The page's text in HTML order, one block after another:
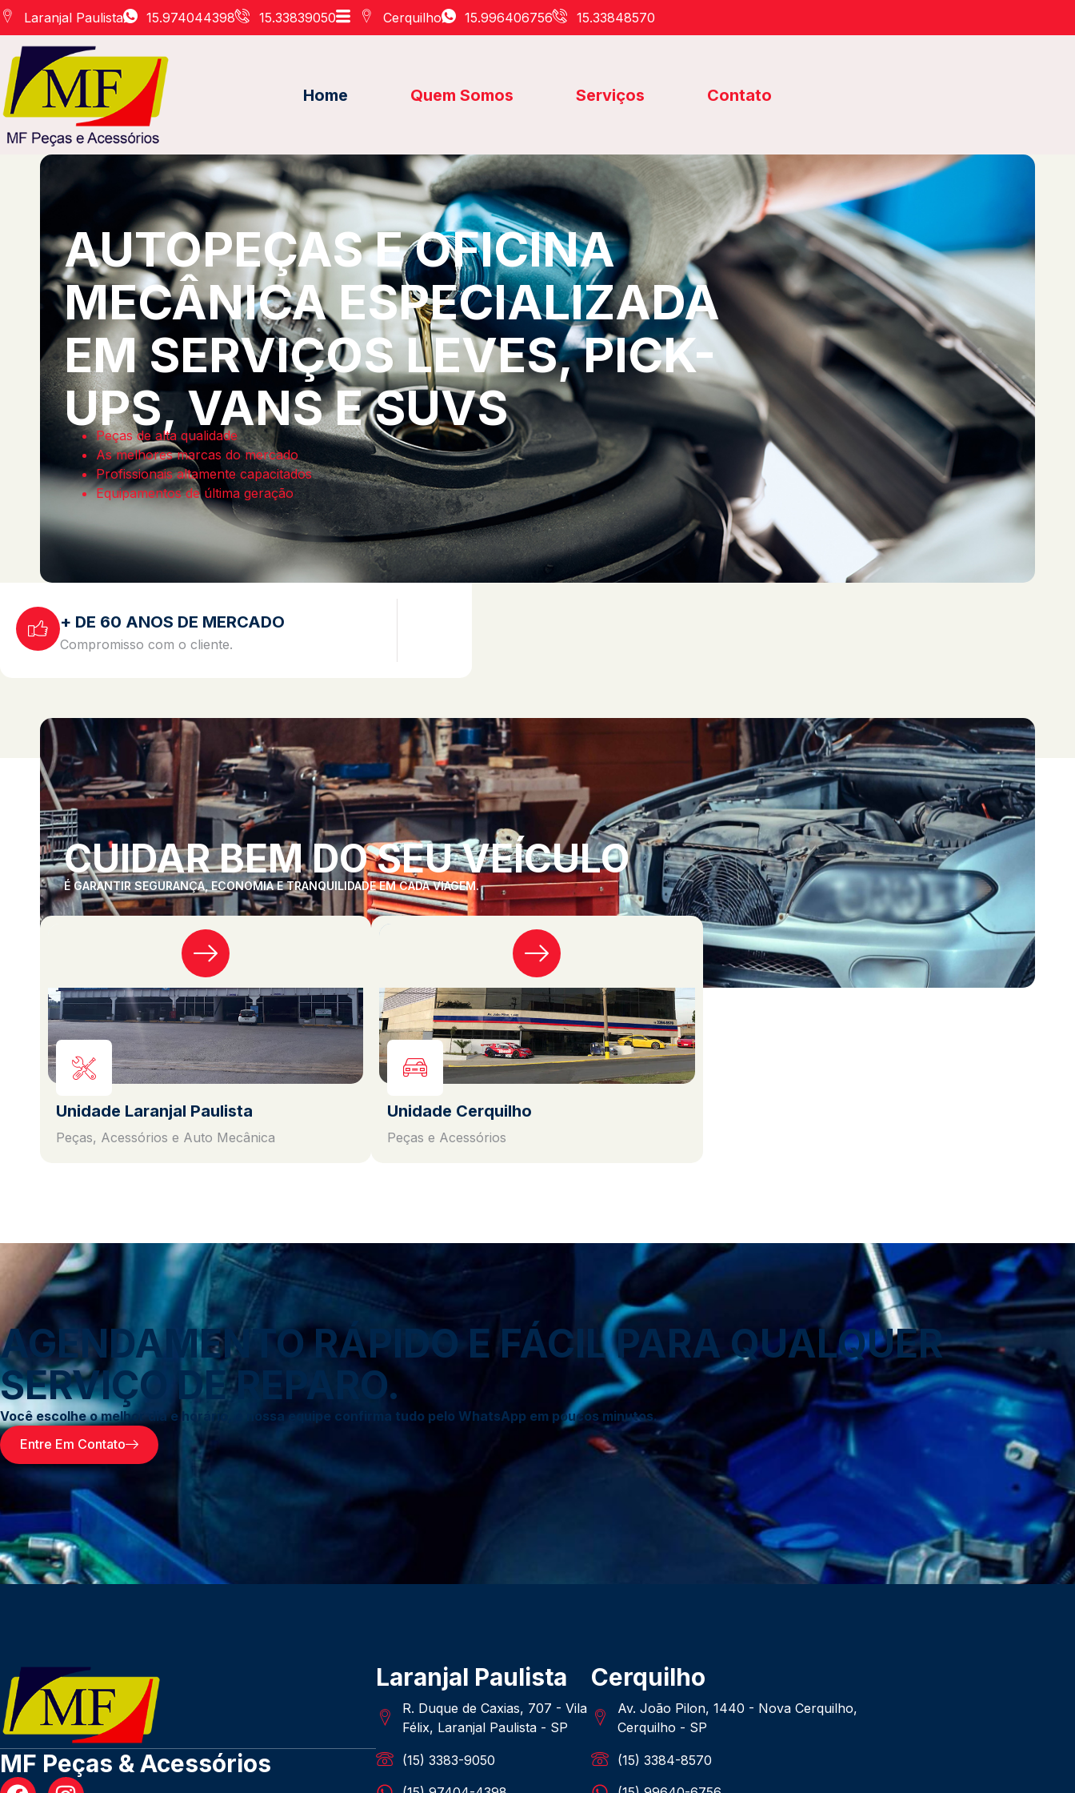
Laranjal Paulista 15.974044398 15.33839050 Cerquilho 15.996406756 15.33848570
Home Quem Somos Serviços Contato
AUTOPEÇAS E OFICINA
MECÂNICA ESPECIALIZADA
EM SERVIÇOS LEVES, PICK-
UPS, VANS E SUVS
Peças de alta qualidade
As melhores marcas do mercado
Profissionais altamente capacitados
Equipamentos de última geração
+ DE 60 ANOS DE MERCADO
Compromisso com o cliente.
CUIDAR BEM DO SEU VEÍCULO
É GARANTIR SEGURANÇA, ECONOMIA E TRANQUILIDADE EM CADA VIAGEM.
Unidade Laranjal Paulista
Peças, Acessórios e Auto Mecânica
Unidade Cerquilho
Peças e Acessórios
AGENDAMENTO RÁPIDO E FÁCIL PARA QUALQUER
SERVIÇO DE REPARO.
Você escolhe o melhor dia e horário, e nossa equipe confirma tudo pelo WhatsApp em poucos minutos.
Entre Em Contato
MF Peças & Acessórios
Laranjal Paulista
R. Duque de Caxias, 707 - Vila
Félix, Laranjal Paulista - SP
(15) 3383-9050
Cerquilho
Av. João Pilon, 1440 - Nova Cerquilho,
Cerquilho - SP
(15) 3384-8570